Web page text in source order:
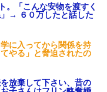
＊が緩んだのかチョビッ
るようになった
３年生の女です。家が嫌
て家を出て現在養護施設
ロン持って行った方がい
。「こんな安物を渡すく
→ ６０万したと話した
に入ってから関係を持
やる」と脅迫されたの
放棄して下さい、昔の